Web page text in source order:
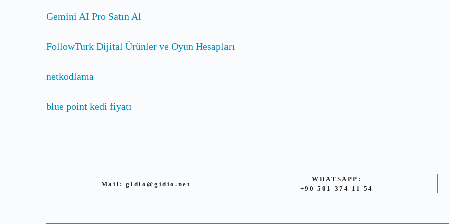
Gemini AI Pro Satın Al
FollowTurk Dijital Ürünler ve Oyun Hesapları
netkodlama
blue point kedi fiyatı
Mail: gidio@gidio.net
WHATSAPP:
+90 501 374 11 54